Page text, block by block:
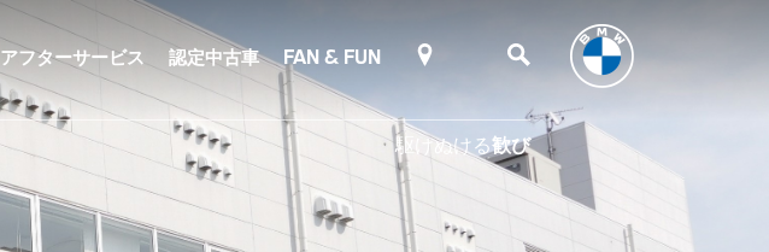
アフターサービス 認定中古車 FAN & FUN
駆けぬける歓び